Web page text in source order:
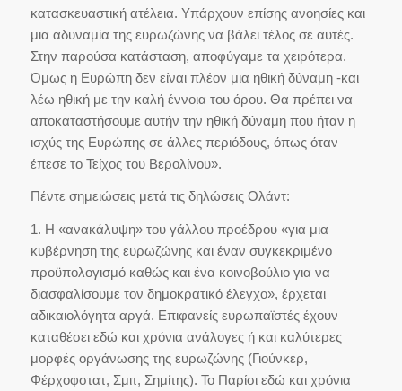
κατασκευαστική ατέλεια. Υπάρχουν επίσης ανοησίες και
μια αδυναμία της ευρωζώνης να βάλει τέλος σε αυτές.
Στην παρούσα κατάσταση, αποφύγαμε τα χειρότερα.
Όμως η Ευρώπη δεν είναι πλέον μια ηθική δύναμη -και
λέω ηθική με την καλή έννοια του όρου. Θα πρέπει να
αποκαταστήσουμε αυτήν την ηθική δύναμη που ήταν η
ισχύς της Ευρώπης σε άλλες περιόδους, όπως όταν
έπεσε το Τείχος του Βερολίνου».
Πέντε σημειώσεις μετά τις δηλώσεις Ολάντ:
1. Η «ανακάλυψη» του γάλλου προέδρου «για μια
κυβέρνηση της ευρωζώνης και έναν συγκεκριμένο
προϋπολογισμό καθώς και ένα κοινοβούλιο για να
διασφαλίσουμε τον δημοκρατικό έλεγχο», έρχεται
αδικαιολόγητα αργά. Επιφανείς ευρωπαϊστές έχουν
καταθέσει εδώ και χρόνια ανάλογες ή και καλύτερες
μορφές οργάνωσης της ευρωζώνης (Γιούνκερ,
Φέρχοφστατ, Σμιτ, Σημίτης). Το Παρίσι εδώ και χρόνια